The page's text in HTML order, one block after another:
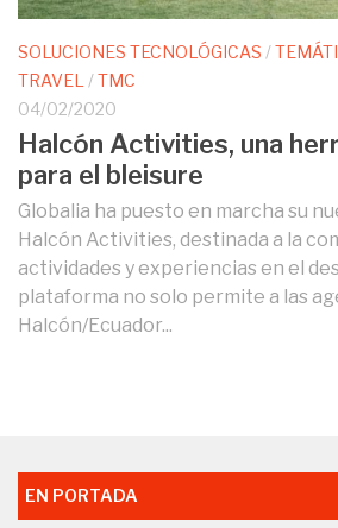
SOLUCIONES TECNOLÓGICAS /
TRAVEL /TMC
04/02/2020
Halcón Activities, una
para el bleisure
Globalia ha puesto en marcha su
Halcón Activities, destinada a la
actividades y experiencias en el
plataforma no solo permite a las
Halcón/Ecuador...
EN PORTADA